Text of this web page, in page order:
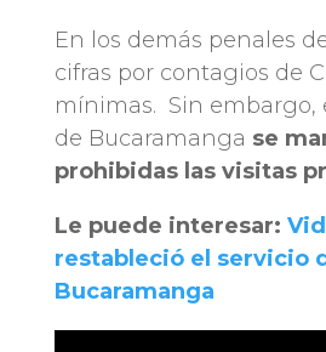
En los demás penales
cifras por contagios de
mínimas. Sin embargo,
de Bucaramanga se
prohibidas las visitas
Le puede interesar:
restableció el servicio
Bucaramanga